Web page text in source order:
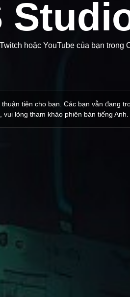
hoặc YouTube của bạn trong
tiện cho bạn. Các bạn vẫn đang
lòng tham khảo phiên bản tiếng Anh.